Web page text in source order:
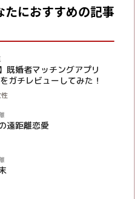
たにおすすめの記事
既婚者マッチングアプリ
ガチレビューしてみた！
遠距離恋愛